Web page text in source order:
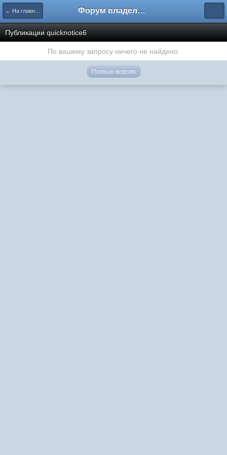
← На главную Форум владельцев интернет-магазинов
Публикации quicknotice6
По вашему запросу ничего не найдено.
Полная версия